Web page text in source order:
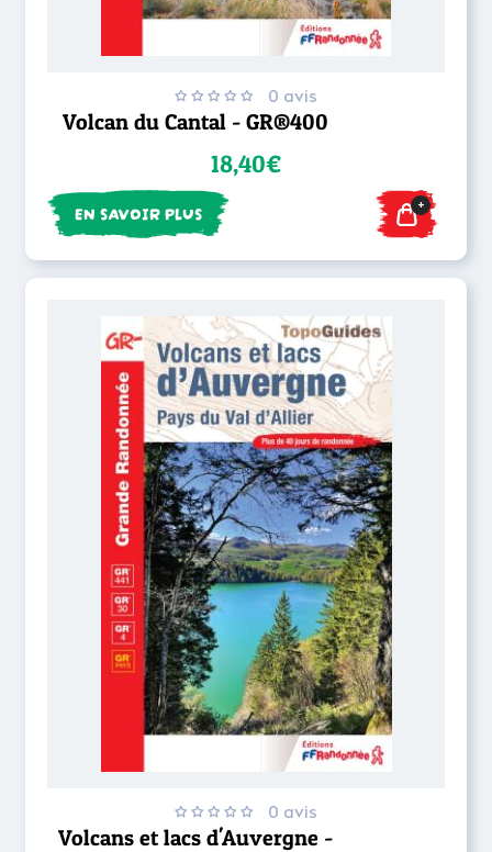
0 avis
Volcan du Cantal - GR®400
18,40€
EN SAVOIR PLUS +
0 avis
Volcans et lacs d'Auvergne -